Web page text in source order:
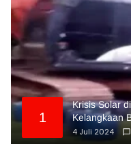
1
Krisis Solar
Kelangkaan
4 Juli 2024